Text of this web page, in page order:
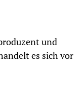
und
es sich vor